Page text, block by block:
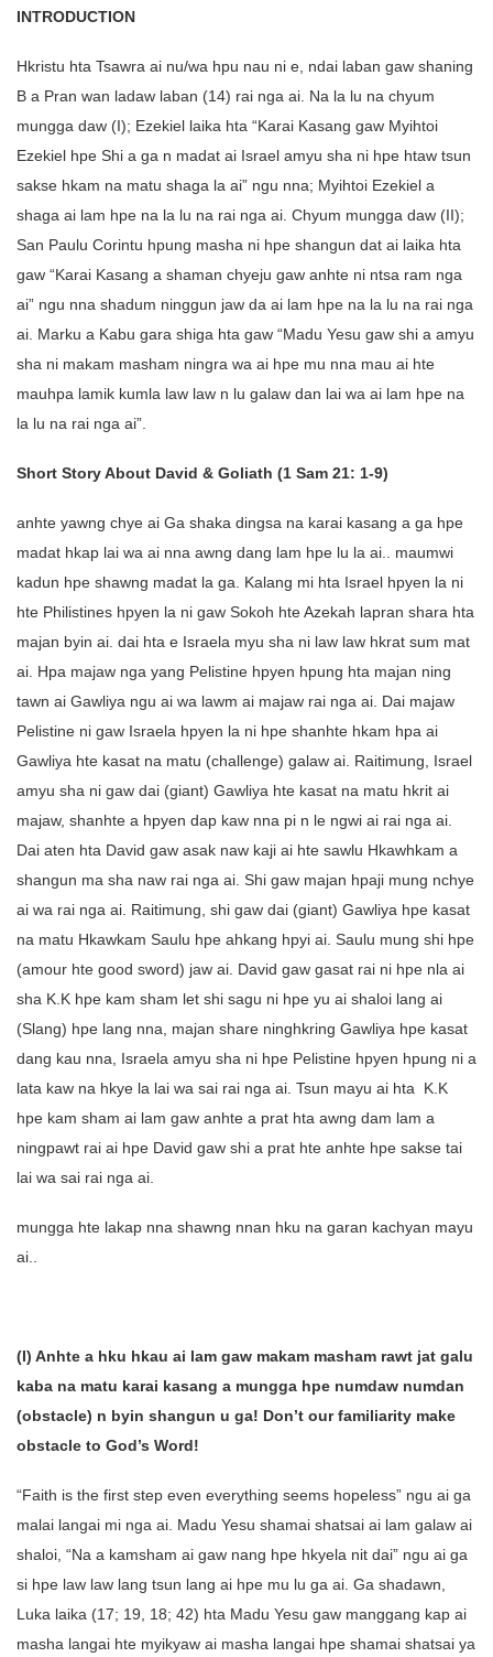
INTRODUCTION
Hkristu hta Tsawra ai nu/wa hpu nau ni e, ndai laban gaw shaning
B a Pran wan ladaw laban (14) rai nga ai. Na la lu na chyum
mungga daw (I); Ezekiel laika hta “Karai Kasang gaw Myihtoi
Ezekiel hpe Shi a ga n madat ai Israel amyu sha ni hpe htaw tsun
sakse hkam na matu shaga la ai” ngu nna; Myihtoi Ezekiel a
shaga ai lam hpe na la lu na rai nga ai. Chyum mungga daw (II);
San Paulu Corintu hpung masha ni hpe shangun dat ai laika hta
gaw “Karai Kasang a shaman chyeju gaw anhte ni ntsa ram nga
ai” ngu nna shadum ninggun jaw da ai lam hpe na la lu na rai nga
ai. Marku a Kabu gara shiga hta gaw “Madu Yesu gaw shi a amyu
sha ni makam masham ningra wa ai hpe mu nna mau ai hte
mauhpa lamik kumla law law n lu galaw dan lai wa ai lam hpe na
la lu na rai nga ai”.
Short Story About David & Goliath (1 Sam 21: 1-9)
anhte yawng chye ai Ga shaka dingsa na karai kasang a ga hpe
madat hkap lai wa ai nna awng dang lam hpe lu la ai.. maumwi
kadun hpe shawng madat la ga. Kalang mi hta Israel hpyen la ni
hte Philistines hpyen la ni gaw Sokoh hte Azekah lapran shara hta
majan byin ai. dai hta e Israela myu sha ni law law hkrat sum mat
ai. Hpa majaw nga yang Pelistine hpyen hpung hta majan ning
tawn ai Gawliya ngu ai wa lawm ai majaw rai nga ai. Dai majaw
Pelistine ni gaw Israela hpyen la ni hpe shanhte hkam hpa ai
Gawliya hte kasat na matu (challenge) galaw ai. Raitimung, Israel
amyu sha ni gaw dai (giant) Gawliya hte kasat na matu hkrit ai
majaw, shanhte a hpyen dap kaw nna pi n le ngwi ai rai nga ai.
Dai aten hta David gaw asak naw kaji ai hte sawlu Hkawhkam a
shangun ma sha naw rai nga ai. Shi gaw majan hpaji mung nchye
ai wa rai nga ai. Raitimung, shi gaw dai (giant) Gawliya hpe kasat
na matu Hkawkam Saulu hpe ahkang hpyi ai. Saulu mung shi hpe
(amour hte good sword) jaw ai. David gaw gasat rai ni hpe nla ai
sha K.K hpe kam sham let shi sagu ni hpe yu ai shaloi lang ai
(Slang) hpe lang nna, majan share ninghkring Gawliya hpe kasat
dang kau nna, Israela amyu sha ni hpe Pelistine hpyen hpung ni a
lata kaw na hkye la lai wa sai rai nga ai. Tsun mayu ai hta K.K
hpe kam sham ai lam gaw anhte a prat hta awng dam lam a
ningpawt rai ai hpe David gaw shi a prat hte anhte hpe sakse tai
lai wa sai rai nga ai.
mungga hte lakap nna shawng nnan hku na garan kachyan mayu
ai..
(I) Anhte a hku hkau ai lam gaw makam masham rawt jat galu
kaba na matu karai kasang a mungga hpe numdaw numdan
(obstacle) n byin shangun u ga! Don’t our familiarity make
obstacle to God’s Word!
“Faith is the first step even everything seems hopeless” ngu ai ga
malai langai mi nga ai. Madu Yesu shamai shatsai ai lam galaw ai
shaloi, “Na a kamsham ai gaw nang hpe hkyela nit dai” ngu ai ga
si hpe law law lang tsun lang ai hpe mu lu ga ai. Ga shadawn,
Luka laika (17; 19, 18; 42) hta Madu Yesu gaw manggang kap ai
masha langai hte myikyaw ai masha langai hpe shamai shatsai ya